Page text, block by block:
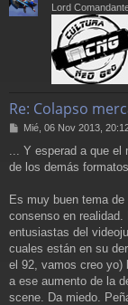
Lord
Re: Colapso
M
s
Mié, 06 Nov 2013,
... Y esperad a que
de los demás formatos.
Es muy buen tema
consenso en
entusiastas del
cuales están en su
el 92, vamos creo yo)
a ese aumento de la
scene. Da miedo.